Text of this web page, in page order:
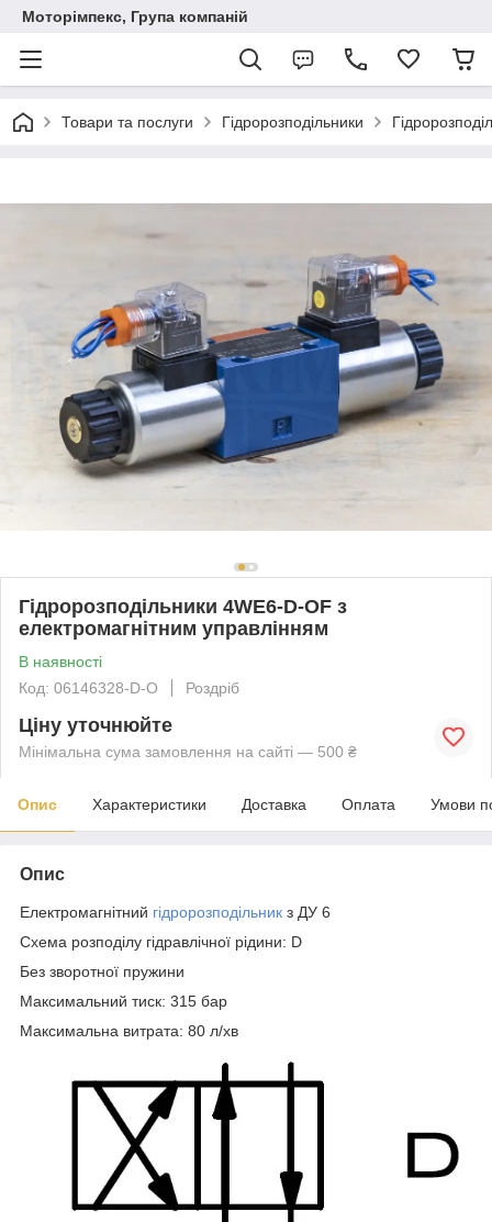
Моторімпекс, Група компаній
Товари та послуги Гідророзподільники
Гідророзподільники 4WE6-D-OF з
електромагнітним управлінням
В наявності
Код: 06146328-D-O
Роздріб
Ціну уточнюйте
Мінімальна сума замовлення на сайті — 500 ₴
Опис Характеристики Доставка Оплата Умови
Опис
Електромагнітний гідророзподільник з ДУ 6
Схема розподілу гідравлічної рідини: D
Без зворотної пружини
Максимальний тиск: 315 бар
Максимальна витрата: 80 л/хв